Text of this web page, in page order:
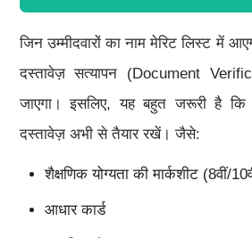
जिन उम्मीदवारों का नाम मेरिट लिस्ट में
दस्तावेज़ सत्यापन (Document
जाएगा। इसलिए, यह बहुत जरूरी है
दस्तावेज़ अभी से तैयार रखें। जैसे:
शैक्षणिक योग्यता की मार्कशीट (8वीं/
आधार कार्ड